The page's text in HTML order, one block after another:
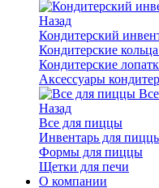
Назад
Кондитерский
Кондитерские
Кондитерские
Аксессуары
Назад
Все для пиццы
Инвентарь для
Формы для пиццы
Щетки для печи
О компании